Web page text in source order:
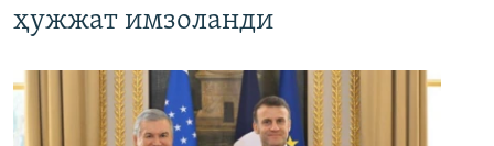
ҳужжат имзоланди